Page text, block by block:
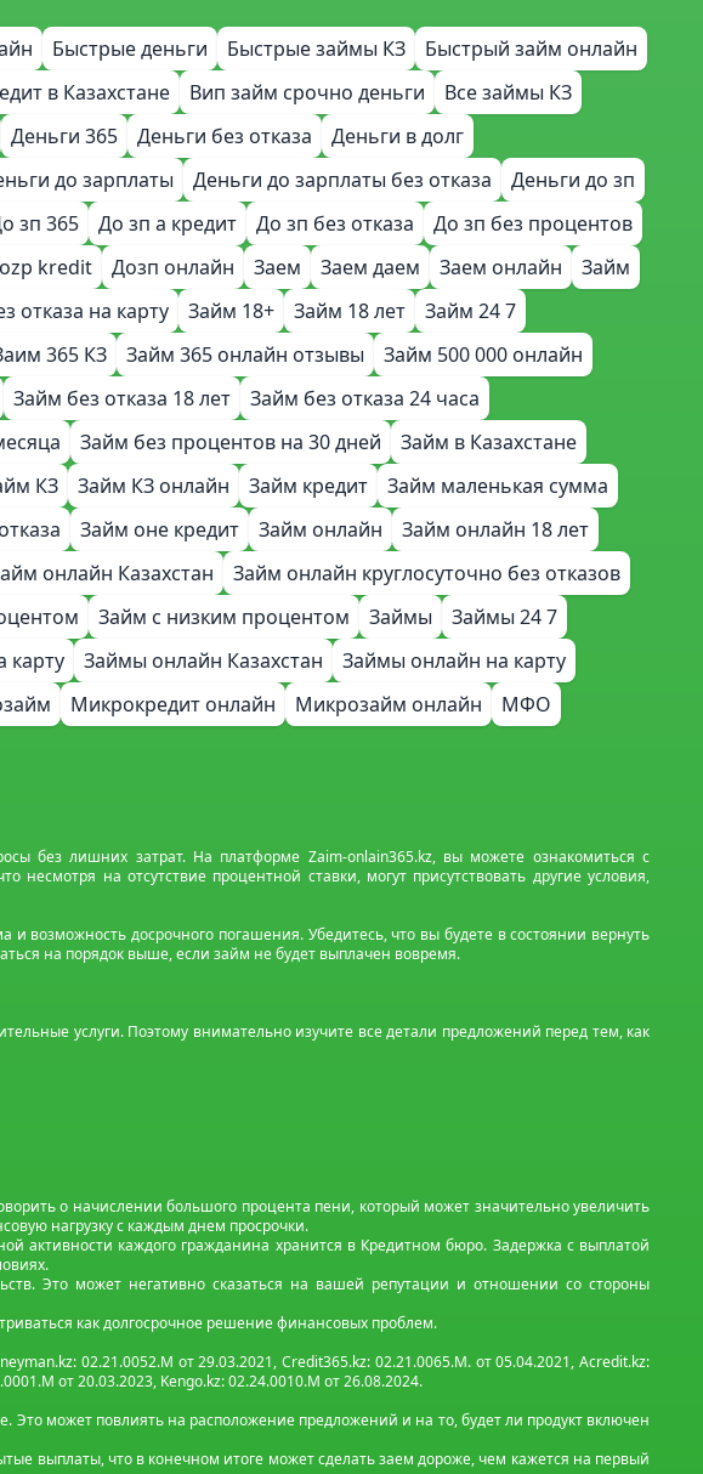
Быстрые деньги Быстрые займы КЗ
Быстрый займ онлайн
в Казахстане Вип займ срочно деньги
Все займы КЗ
Деньги 365 Деньги без отказа
Деньги в долг
до зарплаты Деньги до зарплаты без отказа
Деньги до зп
зп 365 До зп а кредит До зп без отказа
До зп без процентов
kredit Дозп онлайн Заем Заем даем Заем онлайн
Займ
отказа на карту Займ 18+ Займ 18 лет
Займ 24 7
365 КЗ Займ 365 онлайн отзывы
Займ 500 000 онлайн
Займ без отказа 18 лет
Займ без отказа 24 часа
Займ без процентов на 30 дней
Займ в Казахстане
КЗ Займ КЗ онлайн Займ кредит
Займ маленькая сумма
Займ оне кредит Займ онлайн
Займ онлайн 18 лет
онлайн Казахстан
Займ онлайн круглосуточно без отказов
Займ с низким процентом Займы
Займы 24 7
карту Займы онлайн Казахстан
Займы онлайн на карту
Микрокредит онлайн Микрозайм онлайн
МФО
без лишних затрат. На платформе Zaim-onlain365.kz, вы можете ознакомиться с
на отсутствие процентной ставки, могут присутствовать другие условия,
возможность досрочного погашения. Убедитесь, что вы будете в состоянии вернуть
на порядок выше, если займ не будет выплачен вовремя.
услуги. Поэтому внимательно изучите все детали предложений перед тем, как
о начислении большого процента пени, который может значительно увеличить
нагрузку с каждым днем просрочки.
активности каждого гражданина хранится в Кредитном бюро. Задержка с выплатой
Это может негативно сказаться на вашей репутации и отношении со стороны
как долгосрочное решение финансовых проблем.
02.21.0052.М от 29.03.2021, Credit365.kz: 02.21.0065.M. от 05.04.2021, Acredit.kz:
от 20.03.2023, Kengo.kz: 02.24.0010.М от 26.08.2024.
может повлиять на расположение предложений и на то, будет ли продукт включен
выплаты, что в конечном итоге может сделать заем дороже, чем кажется на первый